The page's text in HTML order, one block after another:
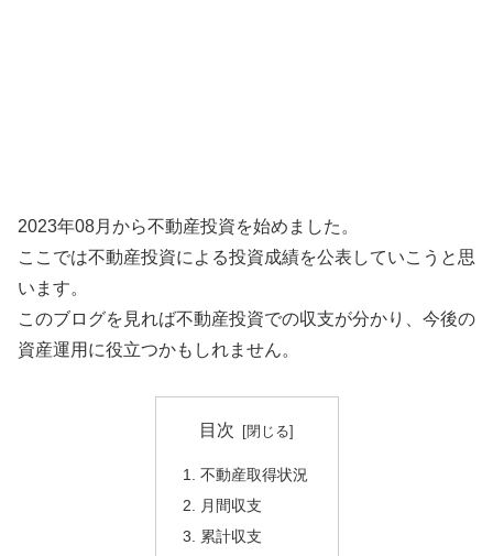
2023年08月から不動産投資を始めました。
ここでは不動産投資による投資成績を公表していこうと思
います。
このブログを見れば不動産投資での収支が分かり、今後の
資産運用に役立つかもしれません。
目次
不動産取得状況
月間収支
累計収支